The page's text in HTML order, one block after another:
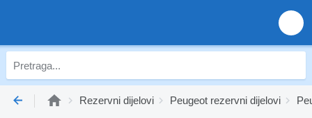
Rezervni dijelovi Peugeot rezervni dijelovi